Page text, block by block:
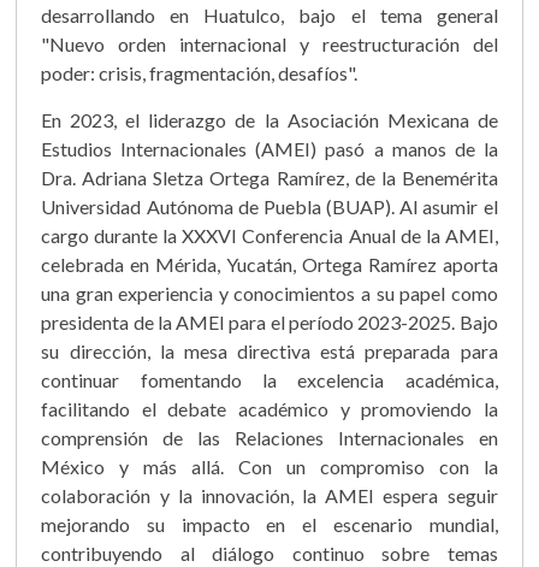
desarrollando en Huatulco, bajo el tema general
"Nuevo orden internacional y reestructuración del
poder: crisis, fragmentación, desafíos".
En 2023, el liderazgo de la Asociación Mexicana de
Estudios Internacionales (AMEI) pasó a manos de la
Dra. Adriana Sletza Ortega Ramírez, de la Benemérita
Universidad Autónoma de Puebla (BUAP). Al asumir el
cargo durante la XXXVI Conferencia Anual de la AMEI,
celebrada en Mérida, Yucatán, Ortega Ramírez aporta
una gran experiencia y conocimientos a su papel como
presidenta de la AMEI para el período 2023-2025. Bajo
su dirección, la mesa directiva está preparada para
continuar fomentando la excelencia académica,
facilitando el debate académico y promoviendo la
comprensión de las Relaciones Internacionales en
México y más allá. Con un compromiso con la
colaboración y la innovación, la AMEI espera seguir
mejorando su impacto en el escenario mundial,
contribuyendo al diálogo continuo sobre temas